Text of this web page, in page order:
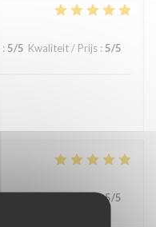
: 5/5 Kwaliteit / Prijs : 5/5
:5/5